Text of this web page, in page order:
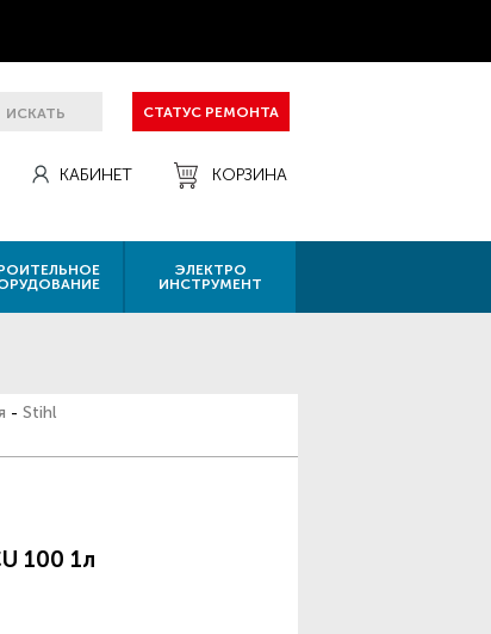
ИСКАТЬ СТАТУС РЕМОНТА
КАБИНЕТ КОРЗИНА
ЭЛЕКТРО
ИНСТРУМЕНТ
- Stihl
100 1л